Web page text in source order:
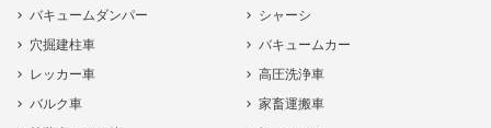
バキュームダンパー
シャーシ
穴掘建柱車
バキュームカー
レッカー車
高圧洗浄車
バルク車
家畜運搬車